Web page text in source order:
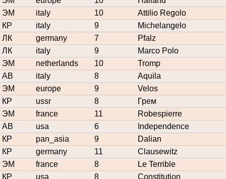
ЭМ
italy 10
Attilio Regolo
КР
italy 9
Michelangelo
ЛК
germany 7
Pfalz
ЛК
italy 9
Marco Polo
ЭМ
netherlands 10
Tromp
АВ
italy 8
Aquila
ЭМ
europe 9
Velos
КР
ussr 8
Грем
ЭМ
france 11
Robespierre
АВ
usa 6
Independence
КР
pan_asia 9
Dalian
КР
germany 11
Clausewitz
ЭМ
france 8
Le Terrible
КР
usa 8
Constitution